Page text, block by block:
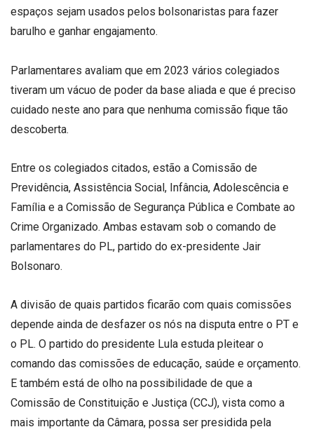
espaços sejam usados pelos bolsonaristas para fazer
barulho e ganhar engajamento.
Parlamentares avaliam que em 2023 vários colegiados
tiveram um vácuo de poder da base aliada e que é preciso
cuidado neste ano para que nenhuma comissão fique tão
descoberta.
Entre os colegiados citados, estão a Comissão de
Previdência, Assistência Social, Infância, Adolescência e
Família e a Comissão de Segurança Pública e Combate ao
Crime Organizado. Ambas estavam sob o comando de
parlamentares do PL, partido do ex-presidente Jair
Bolsonaro.
A divisão de quais partidos ficarão com quais comissões
depende ainda de desfazer os nós na disputa entre o PT e
o PL. O partido do presidente Lula estuda pleitear o
comando das comissões de educação, saúde e orçamento.
E também está de olho na possibilidade de que a
Comissão de Constituição e Justiça (CCJ), vista como a
mais importante da Câmara, possa ser presidida pela